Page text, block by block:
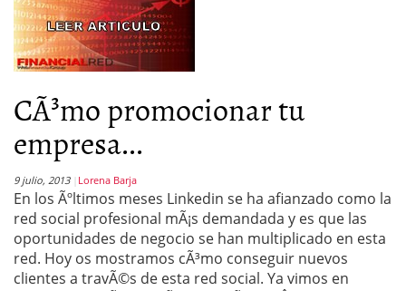
CÃ³mo promocionar tu
empresa...
9 julio, 2013 Lorena Barja
En los Ãºltimos meses Linkedin se ha afianzado como la
red social profesional mÃ¡s demandada y es que las
oportunidades de negocio se han multiplicado en esta
red. Hoy os mostramos cÃ³mo conseguir nuevos
clientes a travÃ©s de esta red social. Ya vimos en